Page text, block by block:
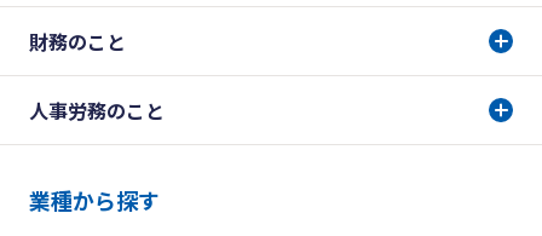
財務のこと
人事労務のこと
業種から探す